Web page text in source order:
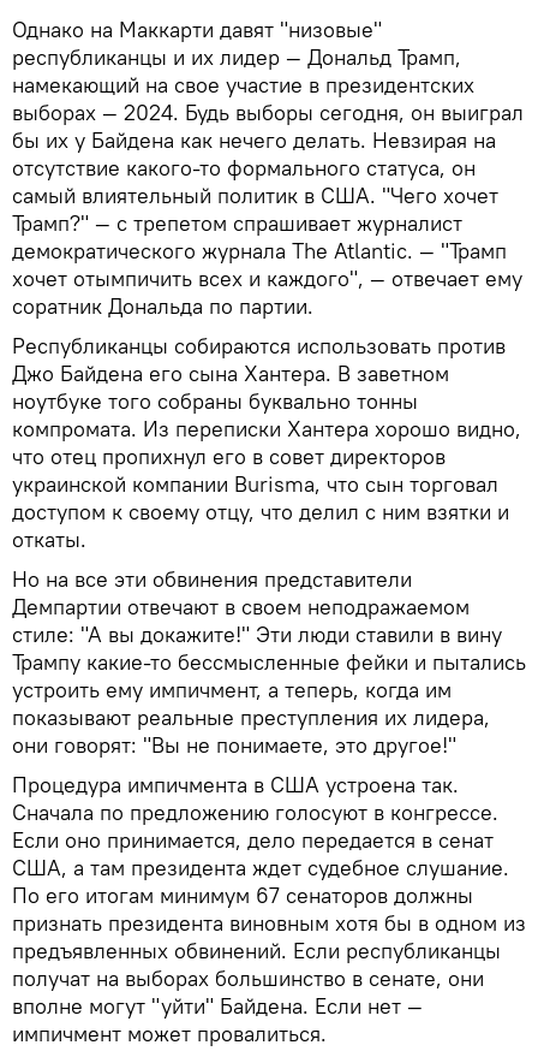
Однако на Маккарти давят "низовые"
республиканцы и их лидер — Дональд Трамп,
намекающий на свое участие в президентских
выборах — 2024. Будь выборы сегодня, он выиграл
бы их у Байдена как нечего делать. Невзирая на
отсутствие какого-то формального статуса, он
самый влиятельный политик в США. "Чего хочет
Трамп?" — с трепетом спрашивает журналист
демократического журнала The Atlantic. — "Трамп
хочет отымпичить всех и каждого", — отвечает ему
соратник Дональда по партии.
Республиканцы собираются использовать против
Джо Байдена его сына Хантера. В заветном
ноутбуке того собраны буквально тонны
компромата. Из переписки Хантера хорошо видно,
что отец пропихнул его в совет директоров
украинской компании Burisma, что сын торговал
доступом к своему отцу, что делил с ним взятки и
откаты.
Но на все эти обвинения представители
Демпартии отвечают в своем неподражаемом
стиле: "А вы докажите!" Эти люди ставили в вину
Трампу какие-то бессмысленные фейки и пытались
устроить ему импичмент, а теперь, когда им
показывают реальные преступления их лидера,
они говорят: "Вы не понимаете, это другое!"
Процедура импичмента в США устроена так.
Сначала по предложению голосуют в конгрессе.
Если оно принимается, дело передается в сенат
США, а там президента ждет судебное слушание.
По его итогам минимум 67 сенаторов должны
признать президента виновным хотя бы в одном из
предъявленных обвинений. Если республиканцы
получат на выборах большинство в сенате, они
вполне могут "уйти" Байдена. Если нет —
импичмент может провалиться.